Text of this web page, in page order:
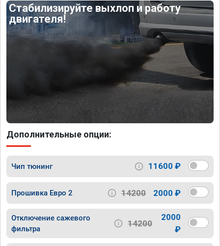
Стабилизируйте выхлоп и работу
двигателя!
Дополнительные опции:
Чип тюнинг 11600 ₽
Прошивка Евро 2 14200 2000 ₽
Отключение сажевого
фильтра
14200
2000
₽